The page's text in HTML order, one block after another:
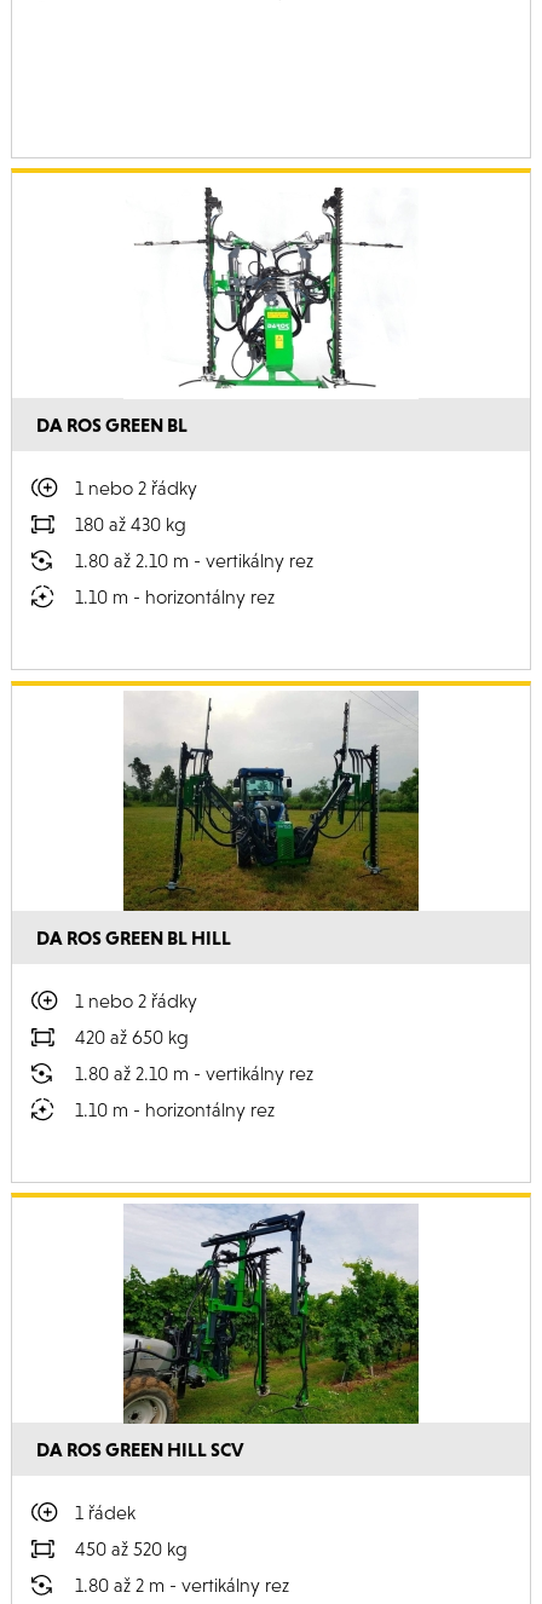
DA ROS GREEN BL
1 nebo 2 řádky
180 až 430 kg
1.80 až 2.10 m - vertikálny rez
1.10 m - horizontálny rez
DA ROS GREEN BL HILL
1 nebo 2 řádky
420 až 650 kg
1.80 až 2.10 m - vertikálny rez
1.10 m - horizontálny rez
DA ROS GREEN HILL SCV
1 řádek
450 až 520 kg
1.80 až 2 m - vertikálny rez